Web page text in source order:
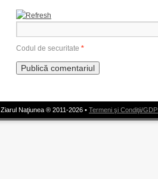
Codul de securitate *
Ziarul Naţiunea ® 2011-2026 • Termeni şi Condiţii/